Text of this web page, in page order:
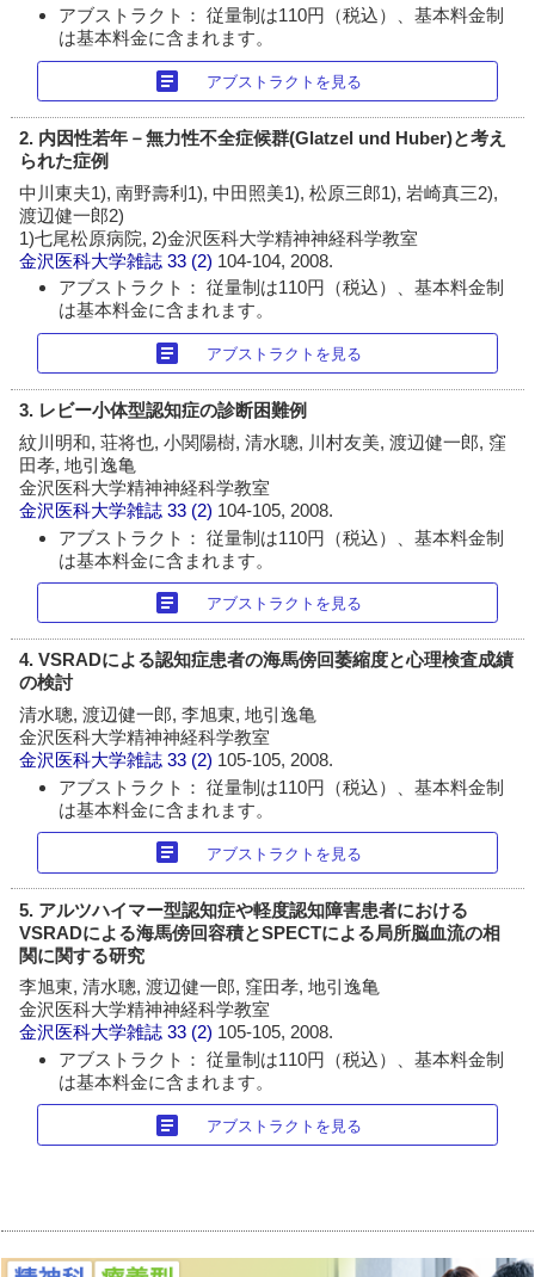
アブストラクト： 従量制は110円（税込）、基本料金制
は基本料金に含まれます。
article アブストラクトを見る
2. 内因性若年－無力性不全症候群(Glatzel und Huber)と考え
られた症例
中川東夫1), 南野壽利1), 中田照美1), 松原三郎1), 岩崎真三2),
渡辺健一郎2)
1)七尾松原病院, 2)金沢医科大学精神神経科学教室
金沢医科大学雑誌 33 (2) 104-104, 2008.
アブストラクト： 従量制は110円（税込）、基本料金制
は基本料金に含まれます。
article アブストラクトを見る
3. レビー小体型認知症の診断困難例
紋川明和, 荘将也, 小関陽樹, 清水聰, 川村友美, 渡辺健一郎, 窪
田孝, 地引逸亀
金沢医科大学精神神経科学教室
金沢医科大学雑誌 33 (2) 104-105, 2008.
アブストラクト： 従量制は110円（税込）、基本料金制
は基本料金に含まれます。
article アブストラクトを見る
4. VSRADによる認知症患者の海馬傍回萎縮度と心理検査成績
の検討
清水聰, 渡辺健一郎, 李旭東, 地引逸亀
金沢医科大学精神神経科学教室
金沢医科大学雑誌 33 (2) 105-105, 2008.
アブストラクト： 従量制は110円（税込）、基本料金制
は基本料金に含まれます。
article アブストラクトを見る
5. アルツハイマー型認知症や軽度認知障害患者における
VSRADによる海馬傍回容積とSPECTによる局所脳血流の相
関に関する研究
李旭東, 清水聰, 渡辺健一郎, 窪田孝, 地引逸亀
金沢医科大学精神神経科学教室
金沢医科大学雑誌 33 (2) 105-105, 2008.
アブストラクト： 従量制は110円（税込）、基本料金制
は基本料金に含まれます。
article アブストラクトを見る